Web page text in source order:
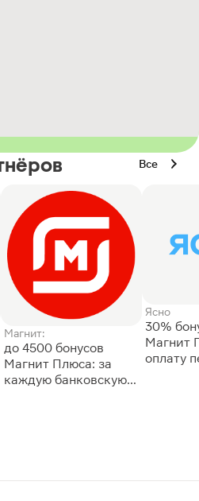
Все
Магнит:
до 4500 бонусов
Магнит Плюса: за
каждую банковскую
Ясно
30%
Магнит
оплату